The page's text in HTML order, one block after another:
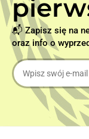
📬 Zapisz się na
oraz info o